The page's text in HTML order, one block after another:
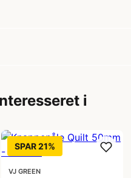
i
SPAR 21%
VJ GREEN